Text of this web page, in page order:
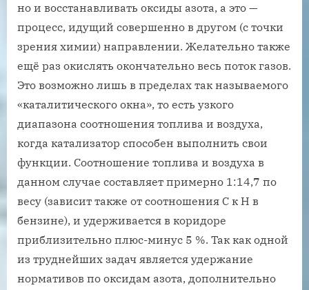
но и восстанавливать оксиды азота, а это —
процесс, идущий совершенно в другом (с точки
зрения химии) направлении. Желательно также
ещё раз окислять окончательно весь поток газов.
Это возможно лишь в пределах так называемого
«каталитического окна», то есть узкого
диапазона соотношения топлива и воздуха,
когда катализатор способен выполнить свои
функции. Соотношение топлива и воздуха в
данном случае составляет примерно 1:14,7 по
весу (зависит также от соотношения С к Н в
бензине), и удерживается в коридоре
приблизительно плюс-минус 5 %. Так как одной
из труднейших задач является удержание
нормативов по оксидам азота, дополнительно